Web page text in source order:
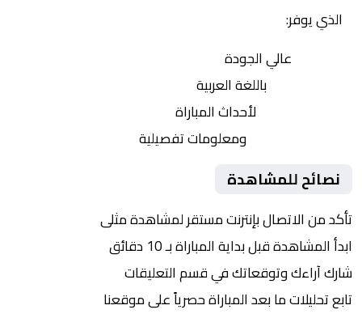
الذي يوفر:
عالي الجودة
باللغة العربية
لأحداث المباراة
ومعلومات تفصيلية
نصائح للمشاهدة
تأكد من الاتصال بإنترنت مستقر لمشاهدة مثلى
ابدأ المشاهدة قبل بداية المباراة بـ 10 دقائق
شارك آراءك وتوقعاتك في قسم التعليقات
تابع تحليلات ما بعد المباراة حصرياً على موقعنا